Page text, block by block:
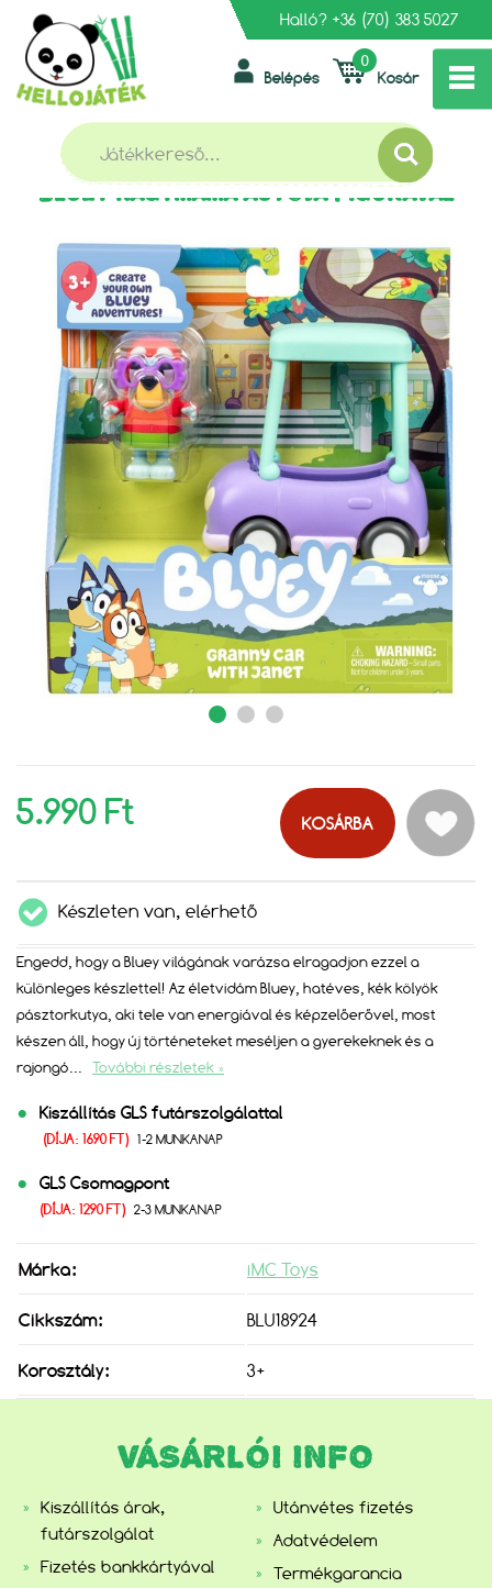
Halló? +36 (70) 383 5027
Kosár
0
Belépés
FŐOLDAL BABÁK ÉS KIEGÉSZÍTŐK »
GYŰJTHETŐ FIGURÁK »
BLUEY NAGYMAMA AUTÓJA FIGURÁVAL
BLUEY NAGYMAMA AUTÓJA FIGURÁVAL
5.990 Ft KOSÁRBA
Készleten van, elérhető
Engedd, hogy a Bluey világának varázsa elragadjon ezzel a
különleges készlettel! Az életvidám Bluey, hatéves, kék kölyök
pásztorkutya, aki tele van energiával és képzelőerővel, most
készen áll, hogy új történeteket meséljen a gyerekeknek és a
rajongó
További részletek »
Kiszállítás GLS futárszolgálattal
(DÍJA: 1690 FT) 1-2 MUNKANAP
GLS Csomagpont
(DÍJA: 1290 FT) 2-3 MUNKANAP
Márka: iMC Toys
Cikkszám: BLU18924
Korosztály: 3+
VÁSÁRLÓI INFO
Kiszállítás árak,
futárszolgálat
Fizetés bankkártyával
Utánvétes fizetés
Adatvédelem
Termékgarancia